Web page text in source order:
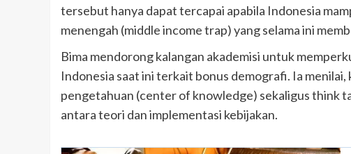
tersebut hanya dapat tercapai apabila Indonesia
menengah (middle income trap) yang selama ini
Bima mendorong kalangan akademisi untuk
Indonesia saat ini terkait bonus demografi. Ia
pengetahuan (center of knowledge) sekaligus think
antara teori dan implementasi kebijakan.